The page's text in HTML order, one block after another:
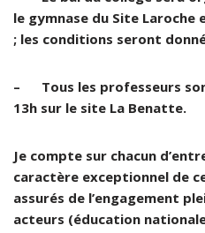
le gymnase du Site Laroche
; les conditions seront
– Tous les professeurs
13h sur le site La Benatte.
Je compte sur chacun
caractère exceptionnel de
assurés de l’engagement
acteurs (éducation